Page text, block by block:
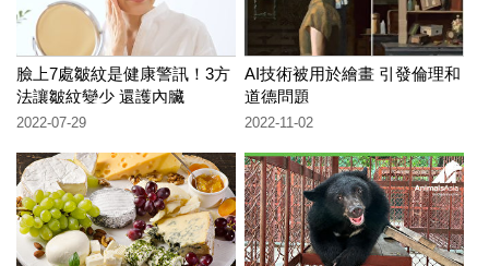
臉上7處皺紋是健康警訊！3方
法讓皺紋變少 還護內臟
2022-07-29
AI技術被用於繪畫 引發倫理和
道德問題
2022-11-02